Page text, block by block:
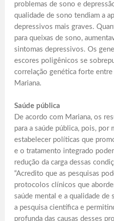
problemas de sono e
qualidade de sono tendiam a
depressivos mais graves.
para queixas de sono,
sintomas depressivos. Os
escores poligênicos se
correlação genética forte entre
Mariana.
Saúde pública
De acordo com Mariana, os
para a saúde pública, pois, por
estabelecer políticas que
e o tratamento integrado
redução da carga dessas
“Acredito que as pesquisas
protocolos clínicos que
saúde mental e a qualidade de
a pesquisa científica e
profunda das causas desses